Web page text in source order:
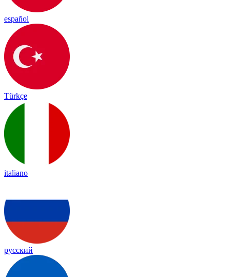
español
Türkçe
italiano
русский